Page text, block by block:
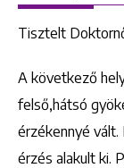
Tisztelt
A következő
felső,hátsó
érzékennyé vált.
érzés alakult ki.